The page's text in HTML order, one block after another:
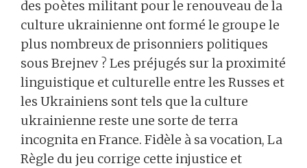
des poètes militant pour le renouveau de la
culture ukrainienne ont formé le groupe le
plus nombreux de prisonniers politiques
sous Brejnev ? Les préjugés sur la proximité
linguistique et culturelle entre les Russes et
les Ukrainiens sont tels que la culture
ukrainienne reste une sorte de terra
incognita en France. Fidèle à sa vocation, La
Règle du jeu corrige cette injustice et